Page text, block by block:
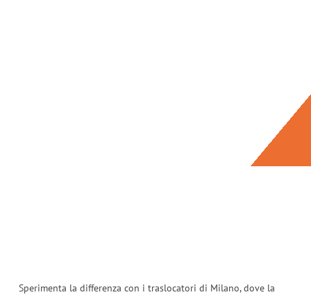
Sperimenta la differenza con i traslocatori di Milano, dove la